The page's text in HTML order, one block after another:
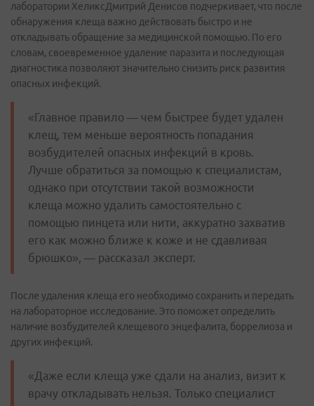
лаборатории ХеликсДмитрий Денисов подчеркивает, что после
обнаружения клеща важно действовать быстро и не
откладывать обращение за медицинской помощью. По его
словам, своевременное удаление паразита и последующая
диагностика позволяют значительно снизить риск развития
опасных инфекций.
«Главное правило — чем быстрее будет удален
клещ, тем меньше вероятность попадания
возбудителей опасных инфекций в кровь.
Лучше обратиться за помощью к специалистам,
однако при отсутствии такой возможности
клеща можно удалить самостоятельно с
помощью пинцета или нити, аккуратно захватив
его как можно ближе к коже и не сдавливая
брюшко», — рассказал эксперт.
После удаления клеща его необходимо сохранить и передать
на лабораторное исследование. Это поможет определить
наличие возбудителей клещевого энцефалита, боррелиоза и
других инфекций.
«Даже если клеща уже сдали на анализ, визит к
врачу откладывать нельзя. Только специалист